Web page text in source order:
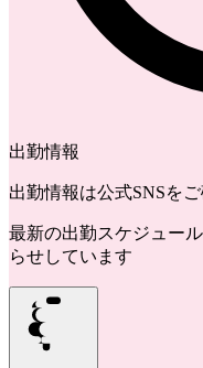
出勤情報
出勤情報は公式SNSを
最新の出勤スケジュー
らせしています